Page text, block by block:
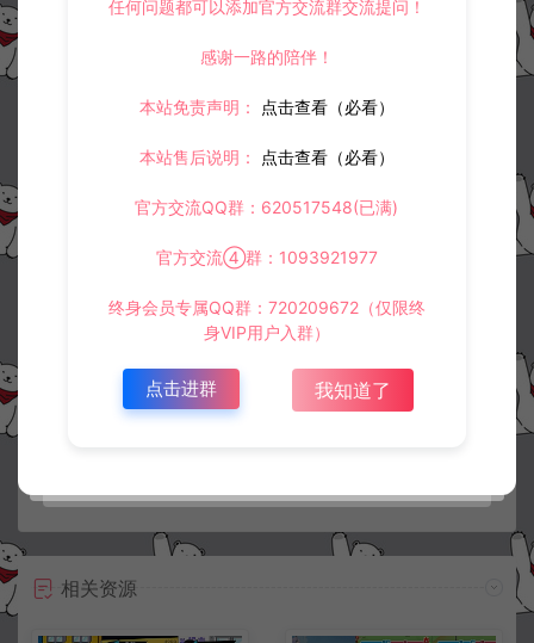
新整理Linux手工服务端+Win一键服务端+逆向前端源码+解压即玩+简易安
https://www.lyzwlkj.vip/55455/syzy/xyxh5/
冷雨泽ღ 默认解压密码：www.lyzwlkj.vip 复
三网H5射击游戏【鹰击长空H5】12月最新整理Linux手工服务端+Win一键服务端+解压即玩+简易安卓客户端+详细搭建教程
下一篇：
相关资源
任何问题都可以添加官方交流群交流提问！
感谢一路的陪伴！
本站免责声明： 点击查看（必看）
本站售后说明： 点击查看（必看）
官方交流QQ群：620517548(已满)
官方交流④群：1093921977
终身会员专属QQ群：720209672（仅限终
身VIP用户入群）
点击进群 我知道了